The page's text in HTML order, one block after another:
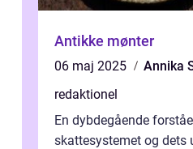
Antikke mønter
06 maj 2025
Annika
redaktionel
En dybdegående
skattesystemet og dets